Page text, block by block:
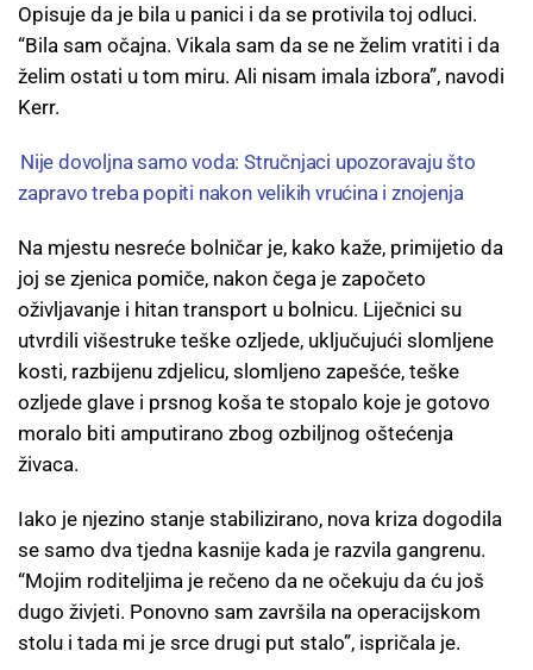
Opisuje da je bila u panici i da se protivila toj odluci.
“Bila sam očajna. Vikala sam da se ne želim vratiti i da
želim ostati u tom miru. Ali nisam imala izbora”, navodi
Kerr.
Nije dovoljna samo voda: Stručnjaci upozoravaju što
zapravo treba popiti nakon velikih vrućina i znojenja
Na mjestu nesreće bolničar je, kako kaže, primijetio da
joj se zjenica pomiče, nakon čega je započeto
oživljavanje i hitan transport u bolnicu. Liječnici su
utvrdili višestruke teške ozljede, uključujući slomljene
kosti, razbijenu zdjelicu, slomljeno zapešće, teške
ozljede glave i prsnog koša te stopalo koje je gotovo
moralo biti amputirano zbog ozbiljnog oštećenja
živaca.
Iako je njezino stanje stabilizirano, nova kriza dogodila
se samo dva tjedna kasnije kada je razvila gangrenu.
“Mojim roditeljima je rečeno da ne očekuju da ću još
dugo živjeti. Ponovno sam završila na operacijskom
stolu i tada mi je srce drugi put stalo”, ispričala je.